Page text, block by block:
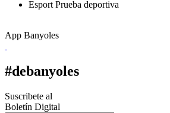
Esport Prueba deportiva
App Banyoles
#debanyoles
Suscribete al
Boletín Digital